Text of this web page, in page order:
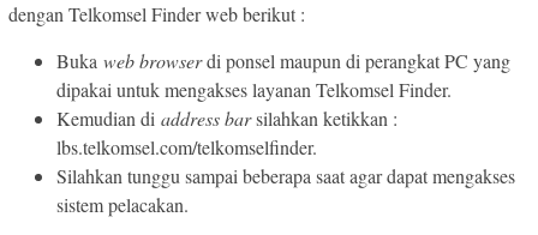
dengan Telkomsel Finder web berikut :
Buka web browserdi ponsel maupun di perangkat PC yang
dipakai untuk mengakses layanan Telkomsel Finder.
Kemudian di address barsilahkan ketikkan :
lbs.telkomsel.com/telkomselfinder.
Silahkan tunggu sampai beberapa saat agar dapat mengakses
sistem pelacakan.